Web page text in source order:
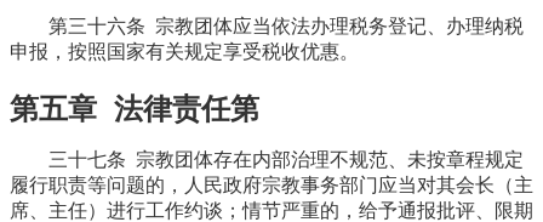
第三十六条 宗教团体应当依法办理税务登记、办理纳税
申报，按照国家有关规定享受税收优惠。
第五章 法律责任第
三十七条 宗教团体存在内部治理不规范、未按章程规定
履行职责等问题的，人民政府宗教事务部门应当对其会长（主
席、主任）进行工作约谈；情节严重的，给予通报批评、限期